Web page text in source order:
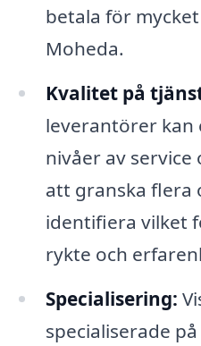
betala för
Moheda.
Kvalitet på
leverantörer kan
nivåer av service
att granska flera
identifiera vilket
rykte och
Specialisering:
specialiserade